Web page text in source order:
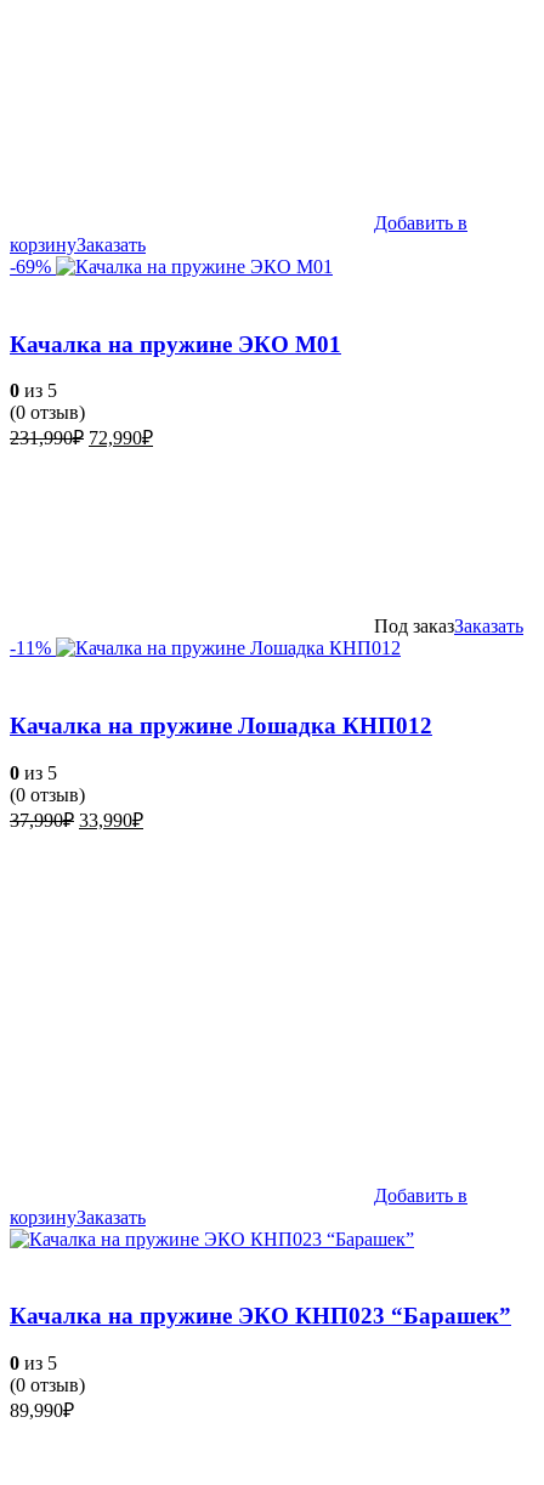
Добавить в
корзинуЗаказать
-69%
Качалка на пружине ЭКО М01
0 из 5
(0 отзыв)
231,990₽ Первоначальная
72,990₽Текущая
Под заказЗаказать
-11%
Качалка на пружине Лошадка КНП012
0 из 5
(0 отзыв)
37,990₽ Первоначальная
33,990₽Текущая
Добавить в
корзинуЗаказать
Качалка на пружине ЭКО КНП023 “Барашек”
0 из 5
(0 отзыв)
89,990₽